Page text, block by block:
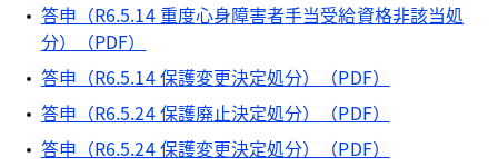
答申（R6.5.14 重度心身障害者手当受給資格非該当処
分）（PDF）
答申（R6.5.14 保護変更決定処分）（PDF）
答申（R6.5.24 保護廃止決定処分）（PDF）
答申（R6.5.24 保護変更決定処分）（PDF）